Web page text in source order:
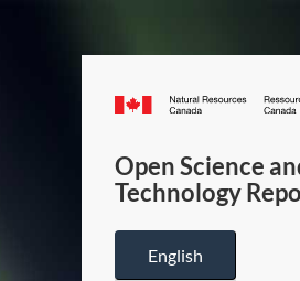
Canada.ca
Open Science
Technology
English